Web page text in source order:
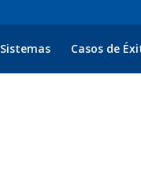
Sistemas Casos de